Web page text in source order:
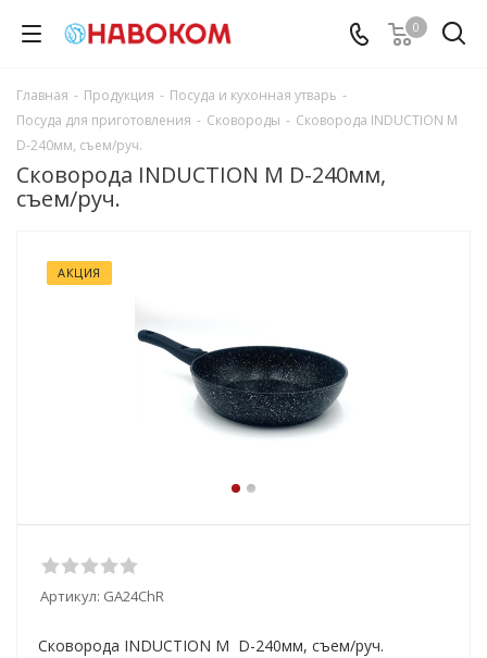
0
Главная - Продукция - Посуда и кухонная утварь -
Посуда для приготовления - Сковороды - Сковорода INDUCTION M
D-240мм, съем/руч.
Сковорода INDUCTION M D-240мм,
съем/руч.
АКЦИЯ
Артикул: GA24ChR
Сковорода INDUCTION M D-240мм, съем/руч.